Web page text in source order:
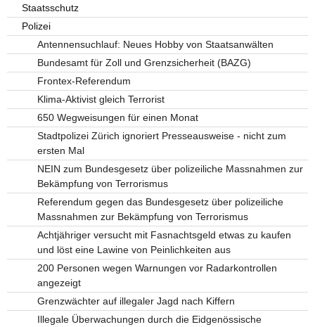
Staatsschutz
Polizei
Antennensuchlauf: Neues Hobby von Staatsanwälten
Bundesamt für Zoll und Grenzsicherheit (BAZG)
Frontex-Referendum
Klima-Aktivist gleich Terrorist
650 Wegweisungen für einen Monat
Stadtpolizei Zürich ignoriert Presseausweise - nicht zum
ersten Mal
NEIN zum Bundesgesetz über polizeiliche Massnahmen zur
Bekämpfung von Terrorismus
Referendum gegen das Bundesgesetz über polizeiliche
Massnahmen zur Bekämpfung von Terrorismus
Achtjähriger versucht mit Fasnachtsgeld etwas zu kaufen
und löst eine Lawine von Peinlichkeiten aus
200 Personen wegen Warnungen vor Radarkontrollen
angezeigt
Grenzwächter auf illegaler Jagd nach Kiffern
Illegale Überwachungen durch die Eidgenössische